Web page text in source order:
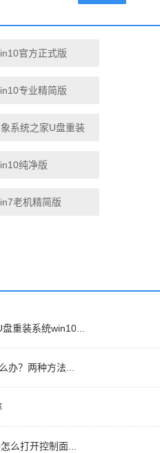
官方正式版
专业精简版
系统之家U盘重装
纯净版
老机精简版
重装系统win10...
办？两种方法...
么打开控制面...